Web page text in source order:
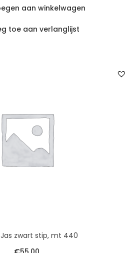
aan winkelwagen
toe aan verlanglijst
Jas zwart stip, mt 440